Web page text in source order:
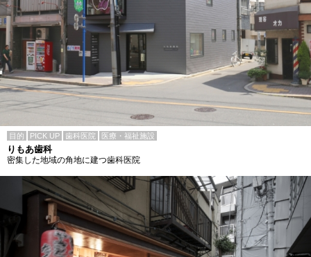
目的 PICK UP 歯科医院 医療・福祉施設
りもあ歯科
密集した地域の角地に建つ歯科医院